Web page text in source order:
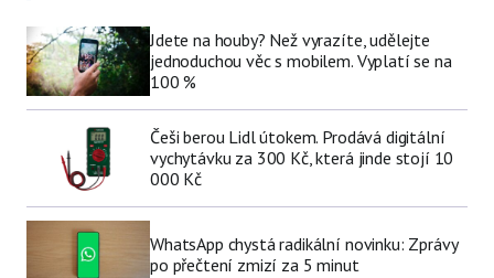
Jdete na houby? Než vyrazíte, udělejte
jednoduchou věc s mobilem. Vyplatí se na
100 %
Češi berou Lidl útokem. Prodává digitální
vychytávku za 300 Kč, která jinde stojí 10
000 Kč
WhatsApp chystá radikální novinku: Zprávy
po přečtení zmizí za 5 minut